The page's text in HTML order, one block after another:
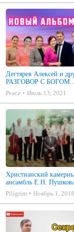
Дегтярев Алексей и
РАЗГОВОР С БОГОМ
Христианские песни
2021 (7я)
Peace Июль 13, 2021
Христианский
ансамбль Е.Н.
собрание
Piligrim Ноябрь 1, 2018